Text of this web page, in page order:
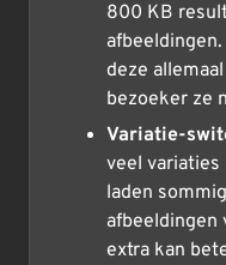
800 KB
deze
bezoeker ze
Variatie-
veel
laden
afbeeldingen
extra kan